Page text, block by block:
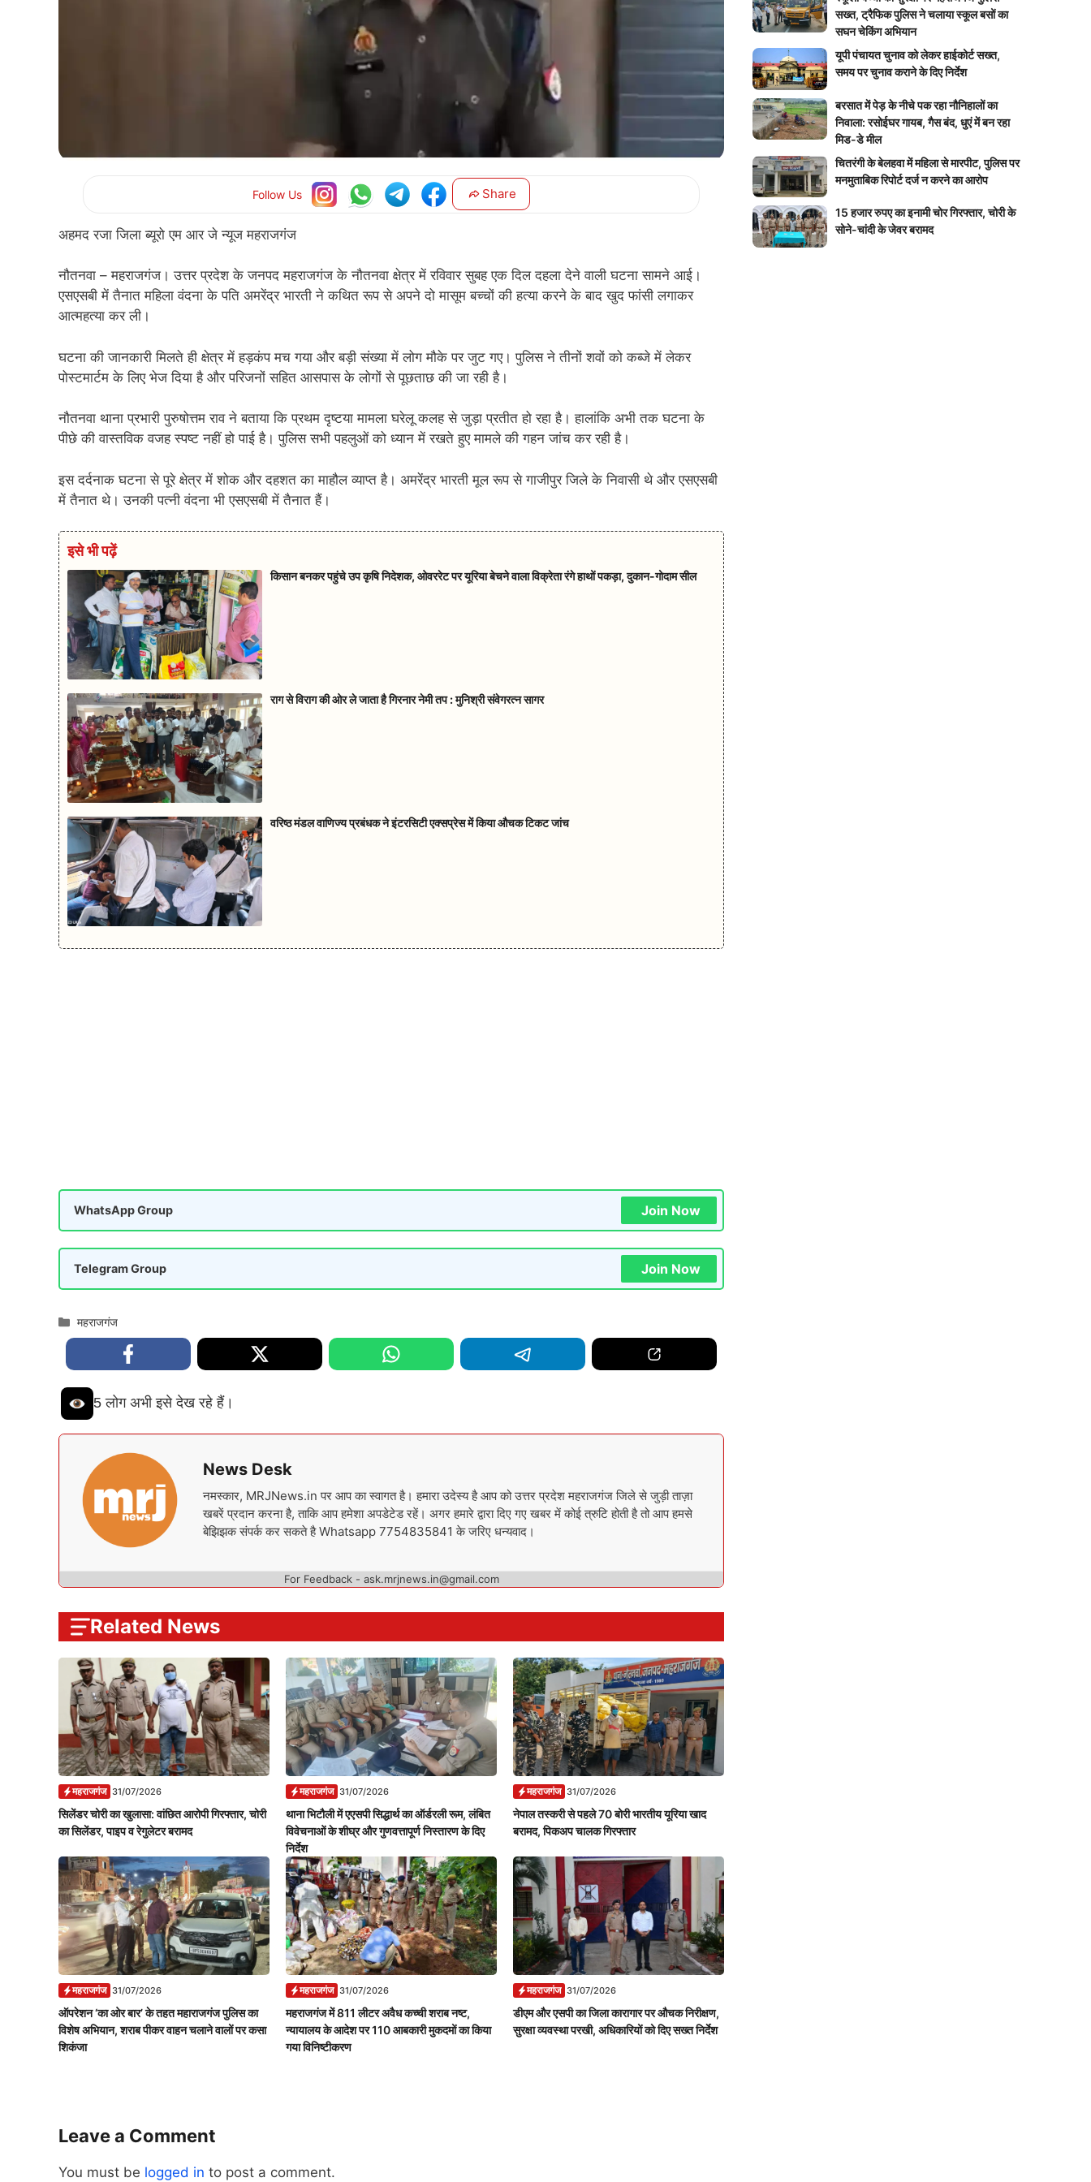
Follow Us Share
अहमद रजा जिला ब्यूरो एम आर जे न्यूज महराजगंज
नौतनवा – महराजगंज। उत्तर प्रदेश के जनपद महराजगंज के नौतनवा क्षेत्र में रविवार सुबह एक दिल दहला देने वाली घटना सामने आई।
एसएसबी में तैनात महिला वंदना के पति अमरेंद्र भारती ने कथित रूप से अपने दो मासूम बच्चों की हत्या करने के बाद खुद फांसी लगाकर
आत्महत्या कर ली।
घटना की जानकारी मिलते ही क्षेत्र में हड़कंप मच गया और बड़ी संख्या में लोग मौके पर जुट गए। पुलिस ने तीनों शवों को कब्जे में लेकर
पोस्टमार्टम के लिए भेज दिया है और परिजनों सहित आसपास के लोगों से पूछताछ की जा रही है।
नौतनवा थाना प्रभारी पुरुषोत्तम राव ने बताया कि प्रथम दृष्टया मामला घरेलू कलह से जुड़ा प्रतीत हो रहा है। हालांकि अभी तक घटना के
पीछे की वास्तविक वजह स्पष्ट नहीं हो पाई है। पुलिस सभी पहलुओं को ध्यान में रखते हुए मामले की गहन जांच कर रही है।
इस दर्दनाक घटना से पूरे क्षेत्र में शोक और दहशत का माहौल व्याप्त है। अमरेंद्र भारती मूल रूप से गाजीपुर जिले के निवासी थे और एसएसबी
में तैनात थे। उनकी पत्नी वंदना भी एसएसबी में तैनात हैं।
इसे भी पढ़ें
किसान बनकर पहुंचे उप कृषि निदेशक, ओवररेट पर यूरिया बेचने वाला विक्रेता रंगे हाथों पकड़ा, दुकान-गोदाम सील
राग से विराग की ओर ले जाता है गिरनार नेमी तप : मुनिश्री संवेगरत्न सागर
वरिष्ठ मंडल वाणिज्य प्रबंधक ने इंटरसिटी एक्सप्रेस में किया औचक टिकट जांच
WhatsApp Group Join Now
Telegram Group Join Now
Categories
महराजगंज
5 लोग अभी इसे देख रहे हैं।
News Desk
नमस्कार, MRJNews.in पर आप का स्वागत है। हमारा उदेस्य है आप को उत्तर प्रदेश महराजगंज जिले से जुड़ी ताज़ा
खबरें प्रदान करना है, ताकि आप हमेशा अपडेटेड रहें। अगर हमारे द्वारा दिए गए खबर में कोई त्रुटि होती है तो आप हमसे
बेझिझक संपर्क कर सकते है Whatsapp 7754835841 के जरिए धन्यवाद।
For Feedback - ask.mrjnews.in@gmail.com
Related News
महराजगंज 31/07/2026
सिलेंडर चोरी का खुलासा: वांछित आरोपी गिरफ्तार, चोरी
का सिलेंडर, पाइप व रेगुलेटर बरामद
महराजगंज 31/07/2026
थाना भिटौली में एएसपी सिद्धार्थ का ऑर्डरली रूम, लंबित
विवेचनाओं के शीघ्र और गुणवत्तापूर्ण निस्तारण के दिए
निर्देश
महराजगंज 31/07/2026
नेपाल तस्करी से पहले 70 बोरी भारतीय यूरिया खाद
बरामद, पिकअप चालक गिरफ्तार
महराजगंज 31/07/2026
ऑपरेशन ‘का ओर बार’ के तहत महाराजगंज पुलिस का
विशेष अभियान, शराब पीकर वाहन चलाने वालों पर कसा
शिकंजा
महराजगंज 31/07/2026
महराजगंज में 811 लीटर अवैध कच्ची शराब नष्ट,
न्यायालय के आदेश पर 110 आबकारी मुकदमों का किया
गया विनिष्टीकरण
महराजगंज 31/07/2026
डीएम और एसपी का जिला कारागार पर औचक निरीक्षण,
सुरक्षा व्यवस्था परखी, अधिकारियों को दिए सख्त निर्देश
Leave a Comment
You must be logged in to post a comment.
सख्त, ट्रैफिक पुलिस ने चलाया स्कूल बसों का
सघन चेकिंग अभियान
यूपी पंचायत चुनाव को लेकर हाईकोर्ट सख्त,
समय पर चुनाव कराने के दिए निर्देश
बरसात में पेड़ के नीचे पक रहा नौनिहालों का
निवाला: रसोईघर गायब, गैस बंद, धुएं में बन रहा
मिड-डे मील
चितरंगी के बेलहवा में महिला से मारपीट, पुलिस पर
मनमुताबिक रिपोर्ट दर्ज न करने का आरोप
15 हजार रुपए का इनामी चोर गिरफ्तार, चोरी के
सोने-चांदी के जेवर बरामद